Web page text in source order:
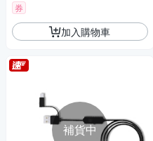
券
加入購物車
補貨中